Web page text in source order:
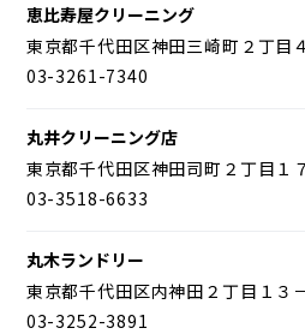
恵比寿屋クリーニング
東京都千代田区神田三崎町２丁目
03-3261-7340
丸井クリーニング店
東京都千代田区神田司町２丁目１７
03-3518-6633
丸木ランドリー
東京都千代田区内神田２丁目１３
03-3252-3891